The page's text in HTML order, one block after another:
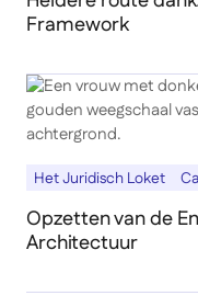
Framework
Het Juridisch Loket
Opzetten van de
Architectuur